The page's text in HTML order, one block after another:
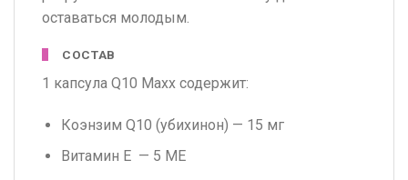
оставаться молодым.
СОСТАВ
1 капсула Q10 Maxx содержит:
Коэнзим Q10 (убихинон) — 15 мг
Витамин Е — 5 МЕ